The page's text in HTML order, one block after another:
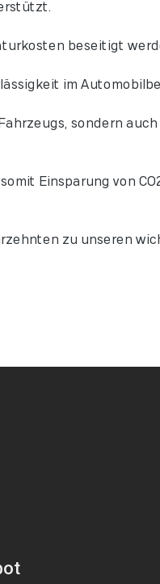
beseitigt
im
sondern
Einsparung von
zu unseren